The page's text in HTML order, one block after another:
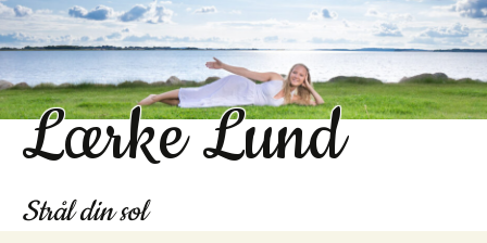
Lærke Lund
Strål din sol